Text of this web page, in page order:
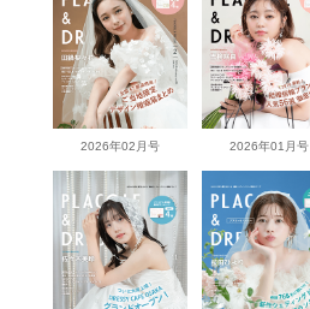
2026年02月号 2026年01月号